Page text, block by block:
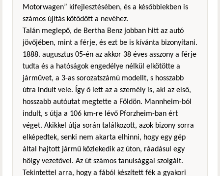
Motorwagen” kifejlesztésében, és a későbbiekben is
számos újítás kötődött a nevéhez.
Talán meglepő, de Bertha Benz jobban hitt az autó
jövőjében, mint a férje, és ezt be is kívánta bizonyítani.
1888. augusztus 05-én az akkor 38 éves asszony a férje
tudta és a hatóságok engedélye nélkül elkötötte a
járművet, a 3-as sorozatszámú modellt, s hosszabb
útra indult vele. Így ő lett az a személy is, aki az első,
hosszabb autóutat megtette a Földön. Mannheim-ból
indult, s útja a 106 km-re lévő Pforzheim-ban ért
véget. Akikkel útja során találkozott, azok bizony sorra
elképedtek, senki nem akarta elhinni, hogy egy gép
által hajtott jármű közlekedik az úton, ráadásul egy
hölgy vezetővel. Az út számos tanulsággal szolgált.
Tekintettel arra, hogy a fából készített fék a gyakori